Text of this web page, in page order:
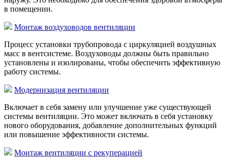
в помещении.
Монтаж воздуховодов вентиляции
Процесс установки трубопровода с циркуляцией воздушных
масс в вентсистеме. Воздуховоды должны быть правильно
установлены и изолированы, чтобы обеспечить эффективную
работу системы.
Модернизация вентиляции
Включает в себя замену или улучшение уже существующей
системы вентиляции. Это может включать в себя установку
нового оборудования, добавление дополнительных функций
или повышение эффективности системы.
Монтаж вентиляции с рекуперацией